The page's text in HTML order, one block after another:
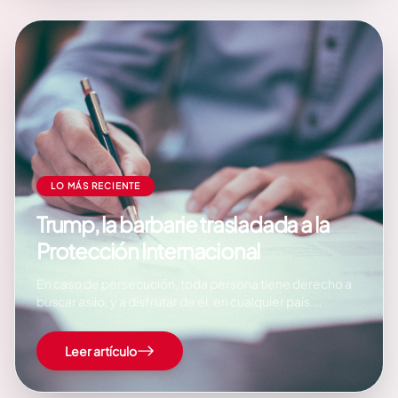
LO MÁS RECIENTE
Trump, la barbarie trasladada a la
Protección Internacional
En caso de persecución, toda persona tiene derecho a
buscar asilo, y a disfrutar de él, en cualquier país.
(Artículo 14 de la Declaración Universal de los Derechos
Humanos, 1948) Parte importante de la estrategia de la
extrema derecha es destruir el Estado…
Leer artículo